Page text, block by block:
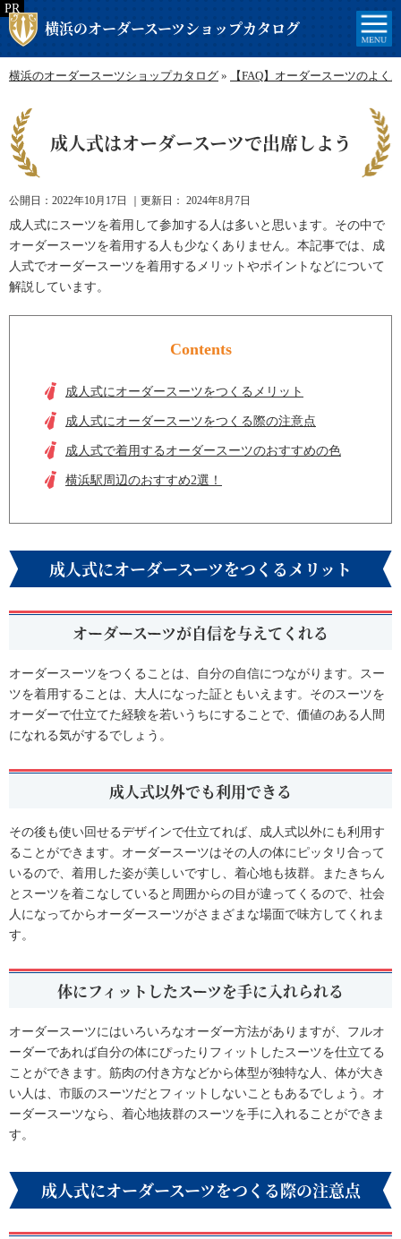
横浜のオーダースーツショップカタログ
横浜のオーダースーツショップカタログ » 【FAQ】オーダースーツのよく
成人式はオーダースーツで出席しよう
公開日： 2022年10月17日 ｜更新日： 2024年8月7日
成人式にスーツを着用して参加する人は多いと思います。その中で
オーダースーツを着用する人も少なくありません。本記事では、成
人式でオーダースーツを着用するメリットやポイントなどについて
解説しています。
Contents
成人式にオーダースーツをつくるメリット
成人式にオーダースーツをつくる際の注意点
成人式で着用するオーダースーツのおすすめの色
横浜駅周辺のおすすめ2選！
成人式にオーダースーツをつくるメリット
オーダースーツが自信を与えてくれる
オーダースーツをつくることは、自分の自信につながります。スー
ツを着用することは、大人になった証ともいえます。そのスーツを
オーダーで仕立てた経験を若いうちにすることで、価値のある人間
になれる気がするでしょう。
成人式以外でも利用できる
その後も使い回せるデザインで仕立てれば、成人式以外にも利用す
ることができます。オーダースーツはその人の体にピッタリ合って
いるので、着用した姿が美しいですし、着心地も抜群。またきちん
とスーツを着こなしていると周囲からの目が違ってくるので、社会
人になってからオーダースーツがさまざまな場面で味方してくれま
す。
体にフィットしたスーツを手に入れられる
オーダースーツにはいろいろなオーダー方法がありますが、フルオ
ーダーであれば自分の体にぴったりフィットしたスーツを仕立てる
ことができます。筋肉の付き方などから体型が独特な人、体が大き
い人は、市販のスーツだとフィットしないこともあるでしょう。オ
ーダースーツなら、着心地抜群のスーツを手に入れることができま
す。
成人式にオーダースーツをつくる際の注意点